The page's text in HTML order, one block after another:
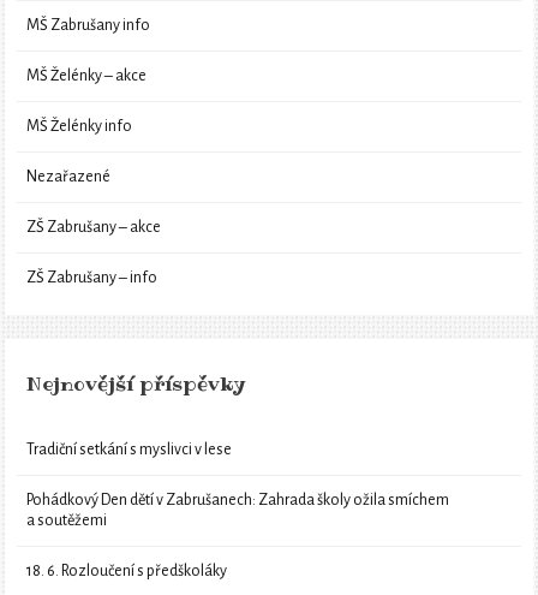
MŠ Zabrušany info
MŠ Želénky – akce
MŠ Želénky info
Nezařazené
ZŠ Zabrušany – akce
ZŠ Zabrušany – info
Nejnovější příspěvky
Tradiční setkání s myslivci v lese
Pohádkový Den dětí v Zabrušanech: Zahrada školy ožila smíchem
a soutěžemi
18. 6. Rozloučení s předškoláky